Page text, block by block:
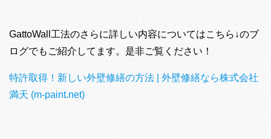
GattoWall工法のさらに詳しい内容についてはこちら↓のブ
ログでもご紹介してます。是非ご覧ください！
特許取得！新しい外壁修繕の方法 | 外壁修繕なら株式会社
満天 (m-paint.net)